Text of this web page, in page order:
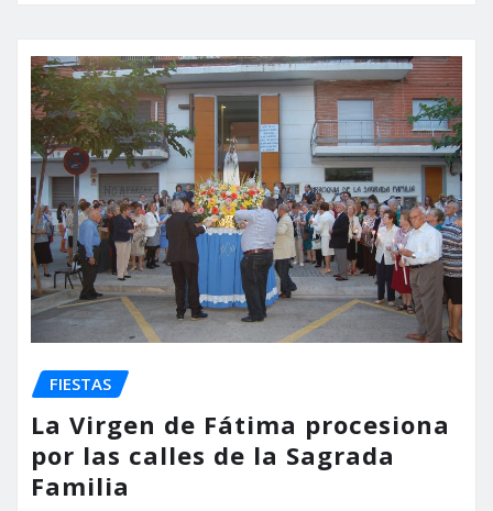
FIESTAS
La Virgen de Fátima procesiona
por las calles de la Sagrada
Familia